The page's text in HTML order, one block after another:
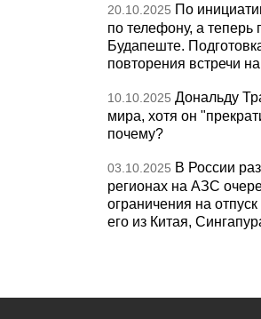
20.10.2025 По
по телефону, а теперь
Будапеште.
повторения встречи
10.10.2025 Дональду
мира, хотя он
почему?
03.10.2025 В России
регионах на АЗС
ограничения на
его из Китая,